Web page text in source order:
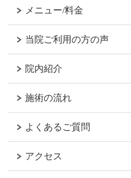
メニュー/料金
当院ご利用の方の声
院内紹介
施術の流れ
よくあるご質問
アクセス